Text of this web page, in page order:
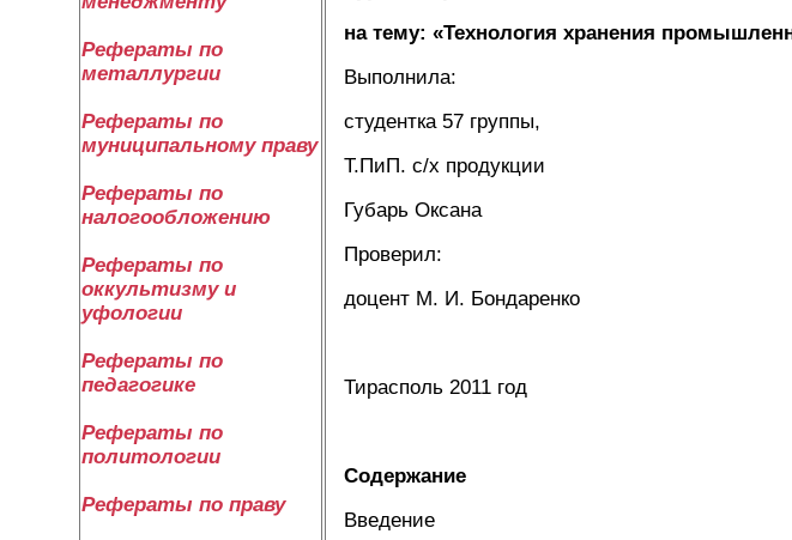
Рефераты по
металлургии
Рефераты по
муниципальному праву
Рефераты по
налогообложению
Рефераты по
оккультизму и
уфологии
Рефераты по
педагогике
Рефераты по
политологии
Рефераты по праву
на тему: «Технология хранения
Выполнила:
студентка 57 группы,
Т.ПиП. с/х продукции
Губарь Оксана
Проверил:
доцент М. И. Бондаренко
Тирасполь 2011 год
Содержание
Введение